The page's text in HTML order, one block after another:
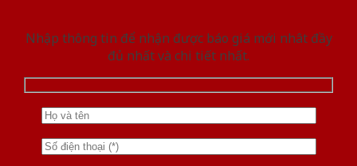
Nhập thông tin để nhận được báo giá mới nhât đầy
đủ nhất và chi tiết nhất.